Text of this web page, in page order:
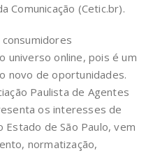
Comunicação (Cetic.br).
universo online, pois é um
novo de oportunidades.
Paulista de Agentes
os interesses de
de São Paulo, vem
normatização,